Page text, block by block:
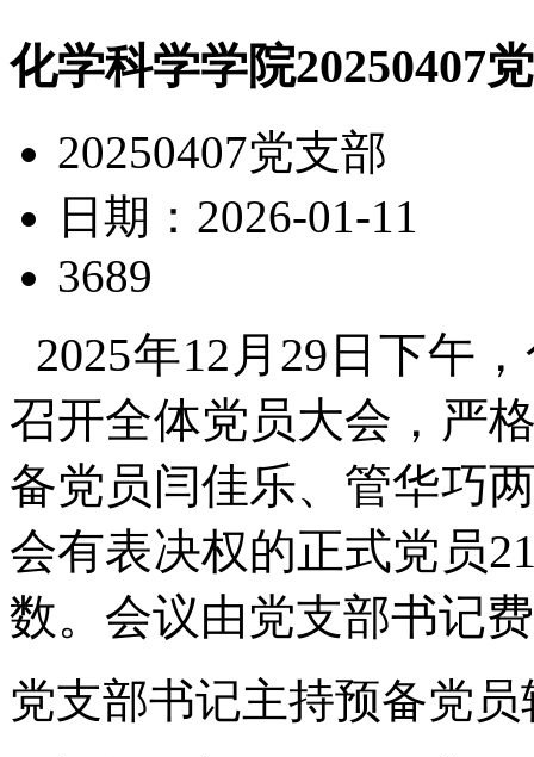
化学科学学院20250407
20250407党支部
日期：2026-01-11
3689
2025年12月29日下午
召开全体党员大会，严
备党员闫佳乐、管华巧
会有表决权的正式党员
数。会议由党支部书记
党支部书记主持预备党